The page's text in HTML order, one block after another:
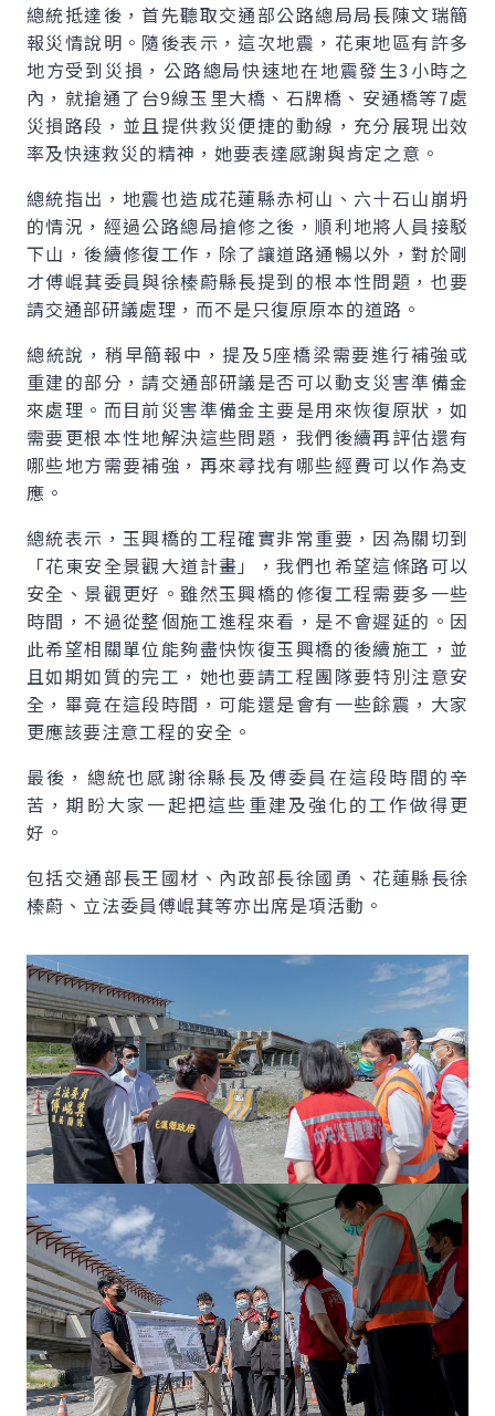
總統抵達後，首先聽取交通部公路總局局長陳文瑞簡
報災情說明。隨後表示，這次地震，花東地區有許多
地方受到災損，公路總局快速地在地震發生3小時之
內，就搶通了台9線玉里大橋、石牌橋、安通橋等7處
災損路段，並且提供救災便捷的動線，充分展現出效
率及快速救災的精神，她要表達感謝與肯定之意。
總統指出，地震也造成花蓮縣赤柯山、六十石山崩坍
的情況，經過公路總局搶修之後，順利地將人員接駁
下山，後續修復工作，除了讓道路通暢以外，對於剛
才傅崐萁委員與徐榛蔚縣長提到的根本性問題，也要
請交通部研議處理，而不是只復原原本的道路。
總統說，稍早簡報中，提及5座橋梁需要進行補強或
重建的部分，請交通部研議是否可以動支災害準備金
來處理。而目前災害準備金主要是用來恢復原狀，如
需要更根本性地解決這些問題，我們後續再評估還有
哪些地方需要補強，再來尋找有哪些經費可以作為支
應。
總統表示，玉興橋的工程確實非常重要，因為關切到
「花東安全景觀大道計畫」，我們也希望這條路可以
安全、景觀更好。雖然玉興橋的修復工程需要多一些
時間，不過從整個施工進程來看，是不會遲延的。因
此希望相關單位能夠盡快恢復玉興橋的後續施工，並
且如期如質的完工，她也要請工程團隊要特別注意安
全，畢竟在這段時間，可能還是會有一些餘震，大家
更應該要注意工程的安全。
最後，總統也感謝徐縣長及傅委員在這段時間的辛
苦，期盼大家一起把這些重建及強化的工作做得更
好。
包括交通部長王國材、內政部長徐國勇、花蓮縣長徐
榛蔚、立法委員傅崐萁等亦出席是項活動。